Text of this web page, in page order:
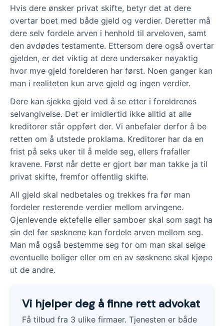
Hvis dere ønsker privat skifte, betyr det at dere
overtar boet med både gjeld og verdier. Deretter må
dere selv fordele arven i henhold til arveloven, samt
den avdødes testamente. Ettersom dere også overtar
gjelden, er det viktig at dere undersøker nøyaktig
hvor mye gjeld forelderen har først. Noen ganger kan
man i realiteten kun arve gjeld og ingen verdier.
Dere kan sjekke gjeld ved å se etter i foreldrenes
selvangivelse. Det er imidlertid ikke alltid at alle
kreditorer står oppført der. Vi anbefaler derfor å be
retten om å utstede proklama. Kreditorer har da en
frist på seks uker til å melde seg, ellers frafaller
kravene. Først når dette er gjort bør man takke ja til
privat skifte, fremfor offentlig skifte.
All gjeld skal nedbetales og trekkes fra før man
fordeler resterende verdier mellom arvingene.
Gjenlevende ektefelle eller samboer skal som sagt ha
sin del før søsknene kan fordele arven mellom seg.
Man må også bestemme seg for om man skal selge
eventuelle boliger eller om en av søsknene skal kjøpe
ut de andre.
Vi hjelper deg å finne rett advokat
Få tilbud fra 3 ulike firmaer. Tjenesten er både